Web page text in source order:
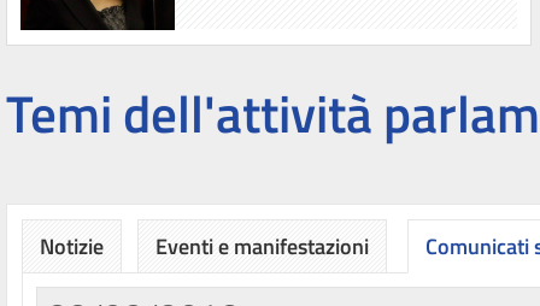
Temi dell'attività
Notizie Eventi e manifestazioni Comunicati